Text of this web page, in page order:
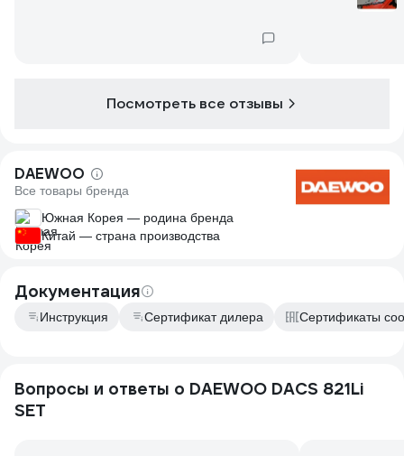
возможной
Посмотреть все отзывы
DAEWOO
Все товары бренда
Южная Корея — родина бренда
Китай — страна производства
Документация
Инструкция Сертификат дилера Сертификаты
Вопросы и ответы о DAEWOO DACS 821Li
SET